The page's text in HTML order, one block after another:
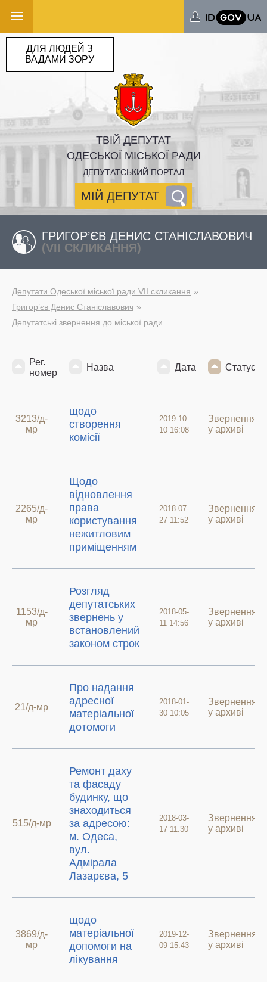
ТВІЙ ДЕПУТАТ
ОДЕСЬКОЇ МІСЬКОЇ РАДИ
ДЕПУТАТСЬКИЙ ПОРТАЛ
МІЙ ДЕПУТАТ
ДЛЯ ЛЮДЕЙ З
ВАДАМИ ЗОРУ
ГРИГОР’ЄВ ДЕНИС СТАНІСЛАВОВИЧ
(VII СКЛИКАННЯ)
Депутати Одеської міської ради VII скликання
Григор’єв Денис Станіславович
Депутатські звернення до міської ради
Рег.
номер
Назва Дата Статус
3213/д-
мр
щодо
створення
комісії
2019-10-
10 16:08
Звернення
у архиві
2265/д-
мр
Щодо
відновлення
права
користування
нежитловим
приміщенням
2018-07-
27 11:52
Звернення
у архиві
1153/д-
мр
Розгляд
депутатських
звернень у
встановлений
законом строк
2018-05-
11 14:56
Звернення
у архиві
21/д-мр
Про надання
адресної
матеріальної
дотомоги
2018-01-
30 10:05
Звернення
у архиві
515/д-мр
Ремонт даху
та фасаду
будинку, що
знаходиться
за адресою:
м. Одеса,
вул.
Адмірала
Лазарєва, 5
2018-03-
17 11:30
Звернення
у архиві
3869/д-
мр
щодо
матеріальної
допомоги на
лікування
2019-12-
09 15:43
Звернення
у архиві